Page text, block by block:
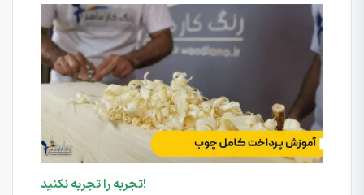
تجربه را تجربه نکنید!